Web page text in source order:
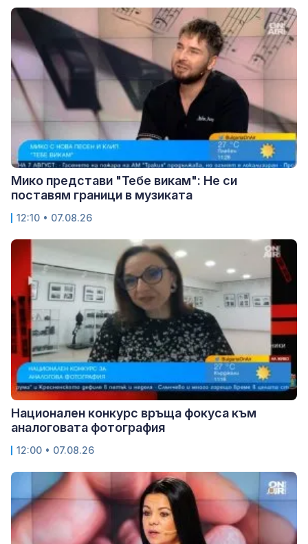
Мико представи "Тебе викам": Не си
поставям граници в музиката
12:10 • 07.08.26
Национален конкурс връща фокуса към
аналоговата фотография
12:00 • 07.08.26